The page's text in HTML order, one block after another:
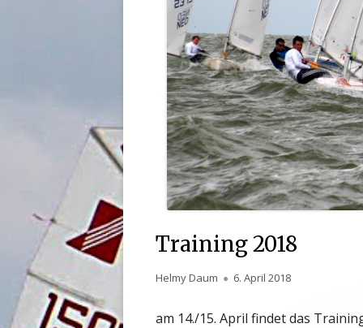
Training 2018
Autor
Helmy Daum
Veröffentlicht
6. April 2018
am 14./15. April findet das